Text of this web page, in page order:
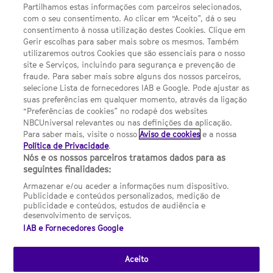
Política de privacidade
Termos E Condições
FILMES
UMA DIVISÃO DA NBCUNIVERSAL
Contact us by email: contact.SYFYPortugal@ncbuni.com
NBC Universal Global Networks España S.L.U. is wholly owned
by Universal Studios International BV
NBC Universal Global Networks, S.L.U. Paseo de la Castellana,
95. Planta 10 Edificio Torre Europa 28046 Madrid B-82227893
SYFY Portugal is subject to Spanish jurisdiction and regulated
(CNMC).
Partilhamos estas informações com parceiros selecionados,
com o seu consentimento. Ao clicar em “Aceito”, dá o seu
consentimento à nossa utilização destes Cookies. Clique em
Gerir escolhas para saber mais sobre os mesmos. Também
utilizaremos outros Cookies que são essenciais para o nosso
site e Serviços, incluindo para segurança e prevenção de
fraude. Para saber mais sobre alguns dos nossos parceiros,
selecione Lista de fornecedores IAB e Google. Pode ajustar as
suas preferências em qualquer momento, através da ligação
“Preferências de cookies” no rodapé dos websites
NBCUniversal relevantes ou nas definições da aplicação.
Para saber mais, visite o nossoAviso de cookies e a nossa
Política de Privacidade.
Nós e os nossos parceiros tratamos dados para as
seguintes finalidades:
Armazenar e/ou aceder a informações num dispositivo.
Publicidade e conteúdos personalizados, medição de
publicidade e conteúdos, estudos de audiência e
desenvolvimento de serviços.
IAB e Fornecedores Google
Aceito